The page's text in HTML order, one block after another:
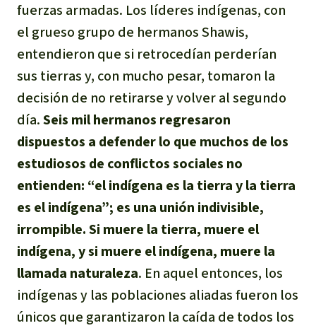
fuerzas armadas. Los líderes indígenas, con
el grueso grupo de hermanos Shawis,
entendieron que si retrocedían perderían
sus tierras y, con mucho pesar, tomaron la
decisión de no retirarse y volver al segundo
día.Seis mil hermanos regresaron
dispuestos a defender lo que muchos de los
estudiosos de conflictos sociales no
entienden: “el indígena es la tierra y la tierra
es el indígena”; es una unión indivisible,
irrompible. Si muere la tierra, muere el
indígena, y si muere el indígena, muere la
llamada naturaleza. En aquel entonces, los
indígenas y las poblaciones aliadas fueron los
únicos que garantizaron la caída de todos los